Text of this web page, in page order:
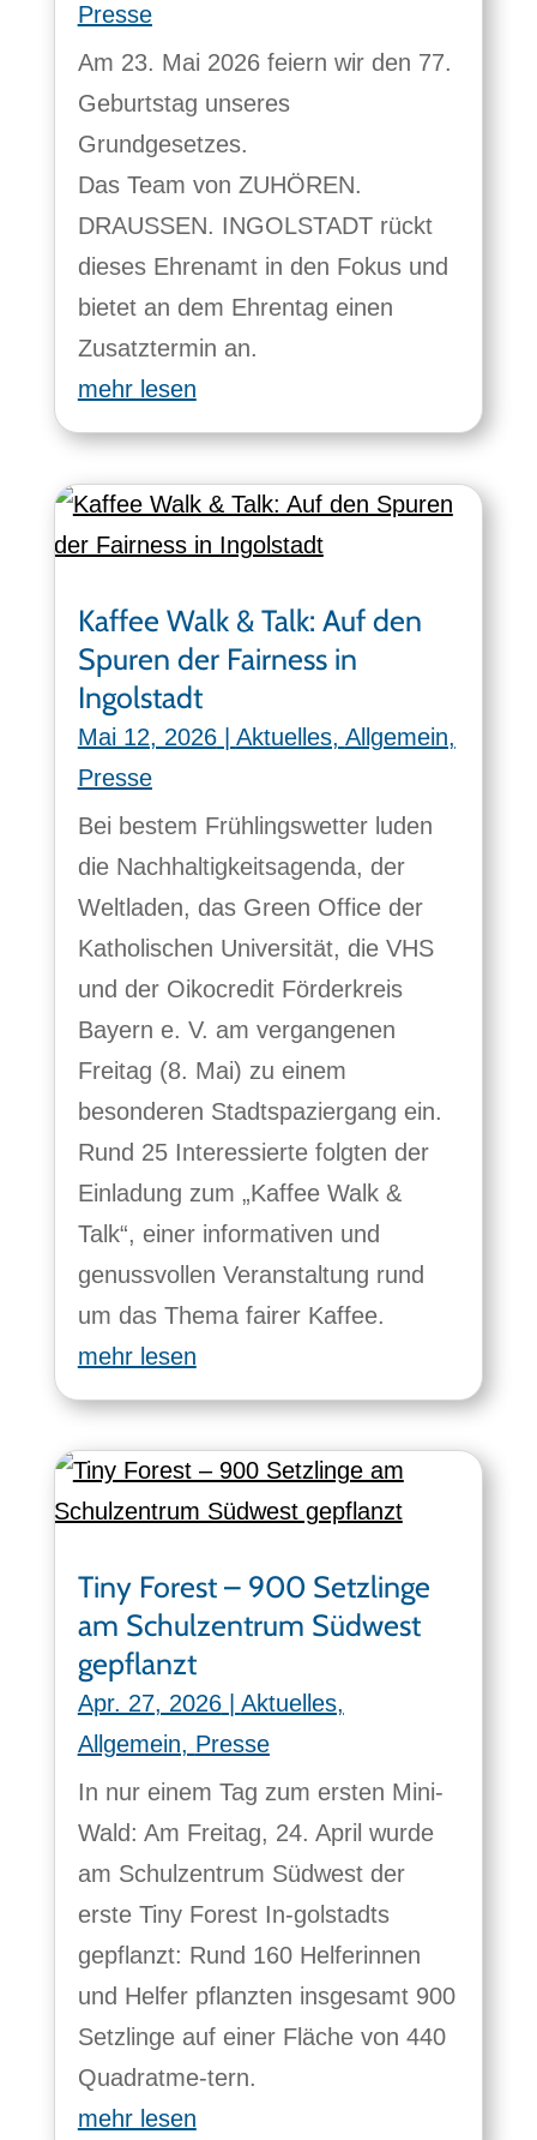
Presse
Am 23. Mai 2026 feiern wir den 77.
Geburtstag unseres
Grundgesetzes.
Das Team von ZUHÖREN.
DRAUSSEN. INGOLSTADT rückt
dieses Ehrenamt in den Fokus und
bietet an dem Ehrentag einen
Zusatztermin an.
mehr lesen
Kaffee Walk & Talk: Auf den
Spuren der Fairness in
Ingolstadt
Mai 12, 2026| Aktuelles, Allgemein,
Presse
Bei bestem Frühlingswetter luden
die Nachhaltigkeitsagenda, der
Weltladen, das Green Office der
Katholischen Universität, die VHS
und der Oikocredit Förderkreis
Bayern e. V. am vergangenen
Freitag (8. Mai) zu einem
besonderen Stadtspaziergang ein.
Rund 25 Interessierte folgten der
Einladung zum „Kaffee Walk &
Talk“, einer informativen und
genussvollen Veranstaltung rund
um das Thema fairer Kaffee.
mehr lesen
Tiny Forest – 900 Setzlinge
am Schulzentrum Südwest
gepflanzt
Apr. 27, 2026| Aktuelles,
Allgemein, Presse
In nur einem Tag zum ersten Mini-
Wald: Am Freitag, 24. April wurde
am Schulzentrum Südwest der
erste Tiny Forest In-golstadts
gepflanzt: Rund 160 Helferinnen
und Helfer pflanzten insgesamt 900
Setzlinge auf einer Fläche von 440
Quadratme-tern.
mehr lesen